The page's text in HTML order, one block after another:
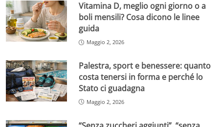
Vitamina D, meglio ogni giorno o a
boli mensili? Cosa dicono le linee
guida
Maggio 2, 2026
Palestra, sport e benessere: quanto
costa tenersi in forma e perché lo
Stato ci guadagna
Maggio 2, 2026